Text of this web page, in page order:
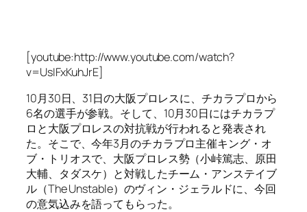
[youtube:http://www.youtube.com/watch?
v=UsIFxKuhJrE]
10月30日、31日の大阪プロレスに、チカラプロから
6名の選手が参戦。そして、10月30日にはチカラプ
ロと大阪プロレスの対抗戦が行われると発表され
た。そこで、今年3月のチカラプロ主催キング・オ
ブ・トリオスで、大阪プロレス勢（小峠篤志、原田
大輔、タダスケ）と対戦したチーム・アンステイブ
ル（The Unstable）のヴィン・ジェラルドに、今回
の意気込みを語ってもらった。